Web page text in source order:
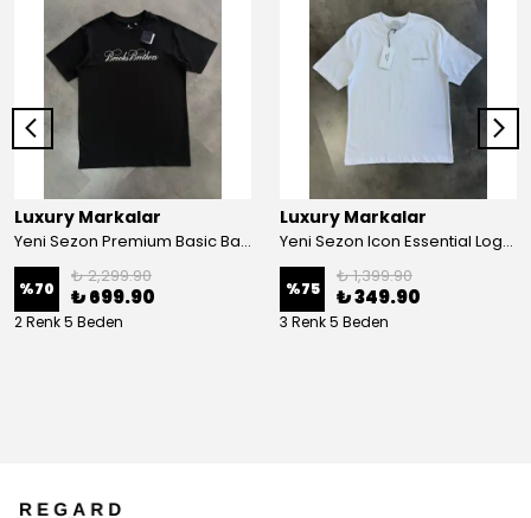
Luxury Markalar
Yeni Sezon Premium Basic Back To Print Classic T-shirt
%70
₺ 2,299.90
₺ 699.90
2 Renk 5 Beden
Luxury Markalar
Yeni Sezon Icon Essential Logo T-shirt
%75
₺ 1,399.90
₺ 349.90
3 Renk 5 Beden